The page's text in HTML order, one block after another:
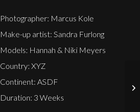
Photographer: Marcus Kole
Make-up artist: Sandra Furlong
Models: Hannah & Niki Meyers
Country: XYZ
Continent: ASDF
Duration: 3 Weeks